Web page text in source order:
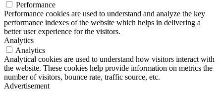
Performance
Performance cookies are used to understand and analyze the key
performance indexes of the website which helps in delivering a
better user experience for the visitors.
Analytics
Analytics
Analytical cookies are used to understand how visitors interact with
the website. These cookies help provide information on metrics the
number of visitors, bounce rate, traffic source, etc.
Advertisement